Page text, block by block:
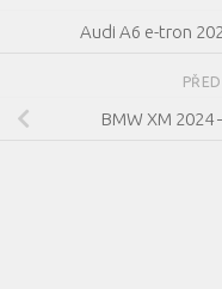
Audi A6 e-tron
BMW XM 2024